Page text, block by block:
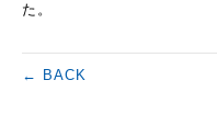
た。
← BACK